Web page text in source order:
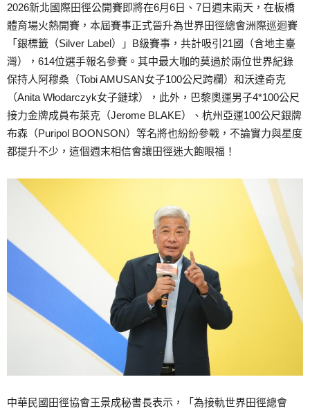
2026新北國際田徑公開賽即將在6月6日、7日週末兩天，在板橋
體育場火熱開賽，本屆賽事正式晉升為世界田徑總會洲際巡迴賽
「銀標籤（Silver Label）」B級賽事，共計吸引21國（含地主臺
灣），614位選手報名參賽。其中最大咖的莫過於兩位世界紀錄
保持人阿穆桑（Tobi AMUSAN女子100公尺跨欄）和沃達奇克
（Anita Włodarczyk女子鏈球），此外，巴黎奧運男子4*100公尺
接力金牌成員布萊克（Jerome BLAKE）、杭州亞運100公尺銀牌
布森（Puripol BOONSON）等名將也紛紛參戰，不論實力與星度
都提升不少，這個週末相信會讓田徑迷大飽眼福！
中華民國田徑協會王景成秘書長表示，「為接軌世界田徑總會